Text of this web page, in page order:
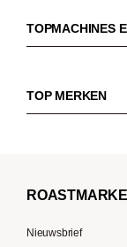
Espresso
French Press
Dinzler
Elbgold
Tre Forze
Lavazza
TOPMACHINES
Pistonmachines
Filter
TOP MERKEN
ROAST
Nieuwsbrief